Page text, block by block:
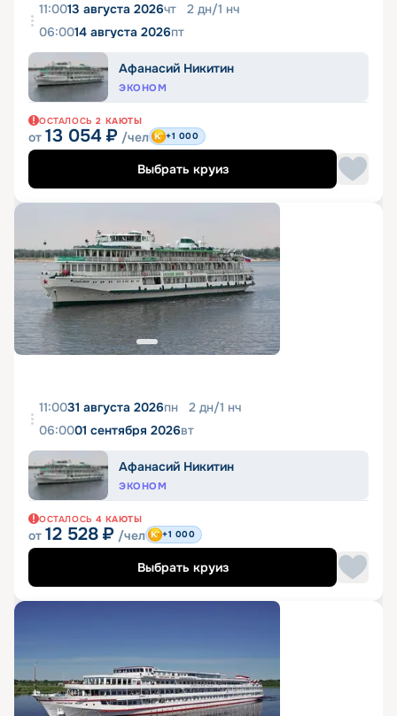
11:0013 августа 2026чт 2 дн/1 нч
06:0014 августа 2026пт
Афанасий Никитин
ЭКОНОМ
ОСТАЛОСЬ 2 КАЮТЫ
от 13 054 ₽ /чел +1 000
Выбрать круиз
11:0031 августа 2026пн 2 дн/1 нч
06:0001 сентября 2026вт
Афанасий Никитин
ЭКОНОМ
ОСТАЛОСЬ 4 КАЮТЫ
от 12 528 ₽ /чел +1 000
Выбрать круиз